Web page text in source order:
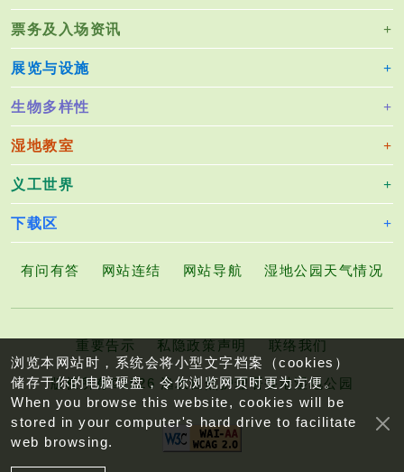
票务及入场资讯
展览与设施
生物多样性
湿地教室
义工世界
下载区
有问有答 网站连结 网站导航 湿地公园天气情况
重要告示 私隐政策声明 联络我们
版权所有©2026 渔农自然护理署香港湿地公园
浏览本网站时，系统会将小型文字档案（cookies）
储存于你的电脑硬盘，令你浏览网页时更为方便。
When you browse this website, cookies will be
stored in your computer's hard drive to facilitate
web browsing.